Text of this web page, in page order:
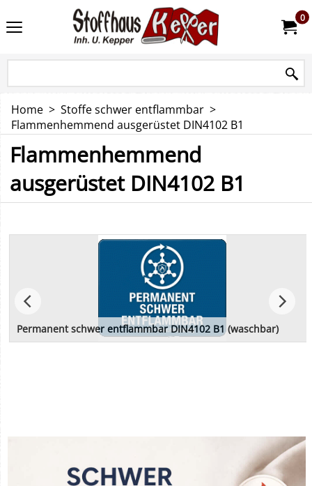
0
Home > Stoffe schwer entflammbar >
Flammenhemmend ausgerüstet DIN4102 B1
Flammenhemmend
ausgerüstet DIN4102 B1
Permanent schwer entflammbar DIN4102 B1 (waschbar)
Permanent Flammenhemmend schwer entflammbar nach DIN4102 B1